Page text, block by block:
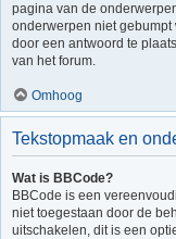
pagina van de
onderwerpen niet
door een antwoord te
van het forum.
Omhoog
Tekstopmaak en
Wat is BBCode?
BBCode is een
niet toegestaan door de
uitschakelen, dit is een